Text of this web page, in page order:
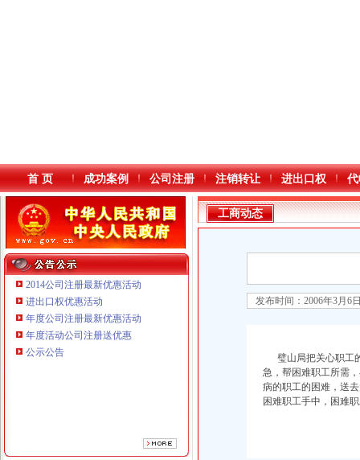
本站导航
首 页 成功案例 公司注册 注销转让 进出口权
2014公司注册最新优惠活动
进出口权优惠活动
年度公司注册最新优惠活动
年度活动公司注册送优惠
公示公告
工商动态
发布时间：2006年3月6
璧山局把关心职工
急，帮困难职工所需
病的职工的困难，送
困难职工手中，困难